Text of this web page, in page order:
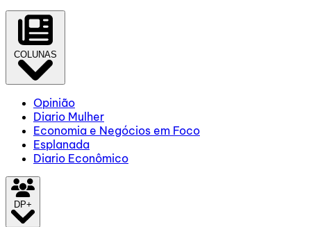
COLUNAS
Opinião
Diario Mulher
Economia e Negócios em Foco
Esplanada
Diario Econômico
DP+